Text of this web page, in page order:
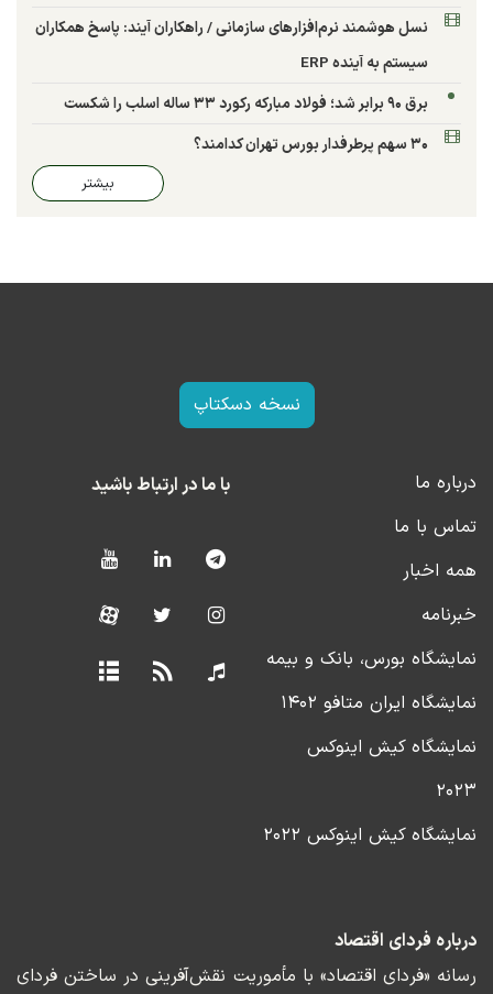
نسل هوشمند نرم‌افزارهای سازمانی / راهکاران آیند: پاسخ همکاران
سیستم به آینده ERP
برق ۹۰ برابر شد؛ فولاد مبارکه رکورد ۳۳ ساله اسلب را شکست
۳۰ سهم پرطرفدار بورس تهران کدامند؟
بیشتر
نسخه دسکتاپ
درباره ما
تماس با ما
همه اخبار
خبرنامه
نمایشگاه بورس، بانک و بیمه
نمایشگاه ایران متافو ۱۴۰۲
نمایشگاه کیش اینوکس
۲۰۲۳
نمایشگاه کیش اینوکس ۲۰۲۲
با ما در ارتباط باشید
درباره فردای اقتصاد
رسانه «فردای اقتصاد» با مأموریت نقش‌آفرینی در ساختن فردای